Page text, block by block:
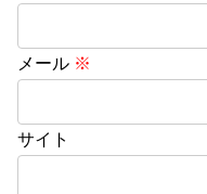
メール ※
サイト